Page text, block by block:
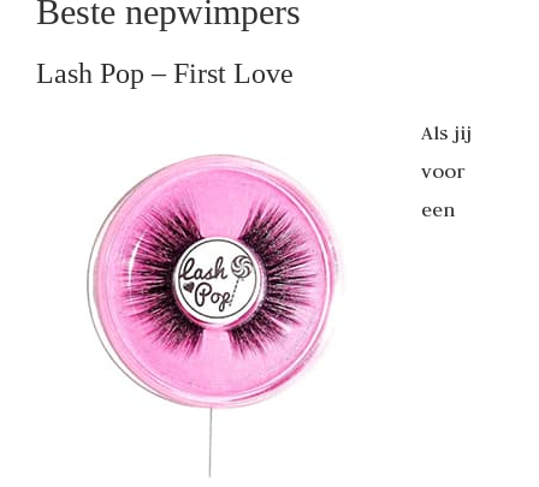
Beste nepwimpers
Lash Pop – First Love
Als jij
voor
een